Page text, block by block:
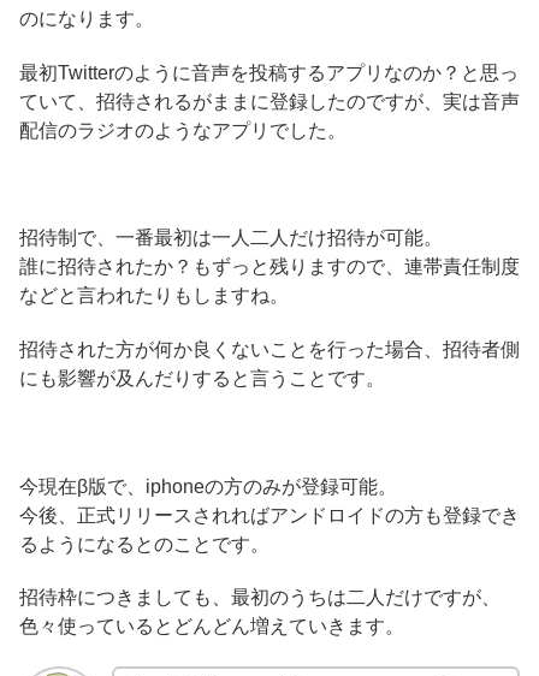
のになります。
最初Twitterのように音声を投稿するアプリなのか？と思っ
ていて、招待されるがままに登録したのですが、実は音声
配信のラジオのようなアプリでした。
招待制で、一番最初は一人二人だけ招待が可能。
誰に招待されたか？もずっと残りますので、連帯責任制度
などと言われたりもしますね。
招待された方が何か良くないことを行った場合、招待者側
にも影響が及んだりすると言うことです。
今現在β版で、iphoneの方のみが登録可能。
今後、正式リリースされればアンドロイドの方も登録でき
るようになるとのことです。
招待枠につきましても、最初のうちは二人だけですが、
色々使っているとどんどん増えていきます。